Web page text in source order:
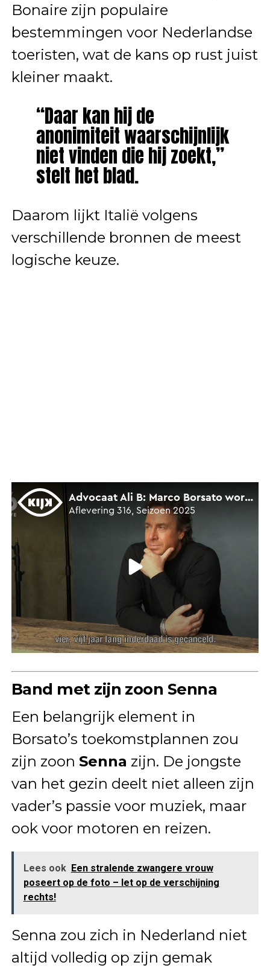
Bonaire zijn populaire
bestemmingen voor Nederlandse
toeristen, wat de kans op rust juist
kleiner maakt.
“Daar kan hij de
anonimiteit waarschijnlijk
niet vinden die hij zoekt,”
stelt het blad.
Daarom lijkt Italië volgens
verschillende bronnen de meest
logische keuze.
Band met zijn zoon Senna
Een belangrijk element in
Borsato’s toekomstplannen zou
zijn zoon Senna zijn. De jongste
van het gezin deelt niet alleen zijn
vader’s passie voor muziek, maar
ook voor motoren en reizen.
Lees ook Een stralende zwangere vrouw
poseert op de foto – let op de verschijning
rechts!
Senna zou zich in Nederland niet
altijd volledig op zijn gemak